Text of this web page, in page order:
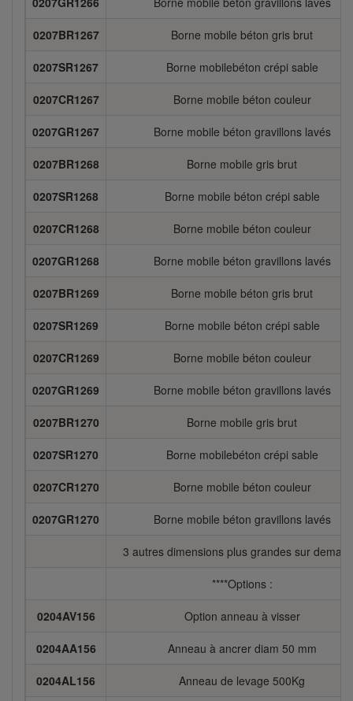
0207BR1267 Borne mobile béton gris brut
0207SR1267 Borne mobilebéton crépi sable
0207CR1267 Borne mobile béton couleur
0207GR1267 Borne mobile béton gravillons lavés
0207BR1268 Borne mobile gris brut
0207SR1268 Borne mobile béton crépi sable
0207CR1268 Borne mobile béton couleur
0207GR1268 Borne mobile béton gravillons lavés
0207BR1269 Borne mobile béton gris brut
0207SR1269 Borne mobile béton crépi sable
0207CR1269 Borne mobile béton couleur
0207GR1269 Borne mobile béton gravillons lavés
0207BR1270 Borne mobile gris brut
0207SR1270 Borne mobilebéton crépi sable
0207CR1270 Borne mobile béton couleur
0207GR1270 Borne mobile béton gravillons lavés
3 autres dimensions plus grandes sur
****Options :
0204AV156 Option anneau à visser
0204AA156 Anneau à ancrer diam 50 mm
0204AL156 Anneau de levage 500Kg